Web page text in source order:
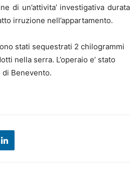
di un’attivita’ investigativa durata
irruzione nell’appartamento.
stati sequestrati 2 chilogrammi
nella serra. L’operaio e’ stato
di Benevento.